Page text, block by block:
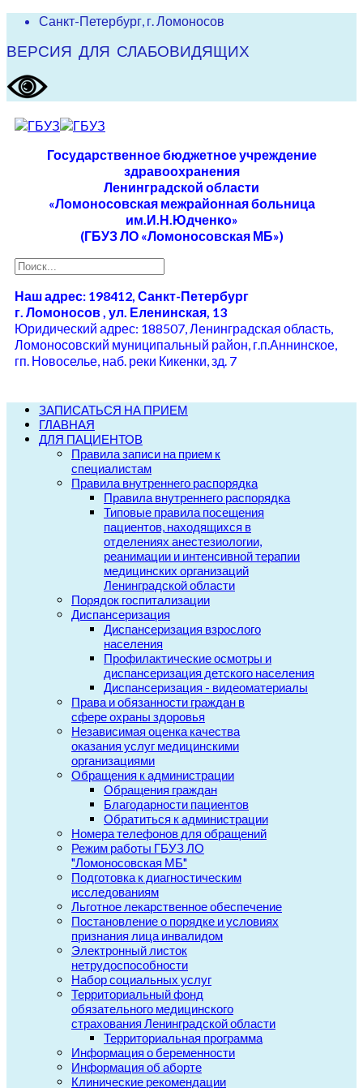
Санкт-Петербург, г. Ломоносов
ВЕРСИЯ ДЛЯ СЛАБОВИДЯЩИХ
Государственное бюджетное учреждение
здравоохранения
Ленинградской области
«Ломоносовская межрайонная больница
им.И.Н.Юдченко»
(ГБУЗ ЛО «Ломоносовская МБ»)
Наш адрес: 198412, Санкт-Петербург
г. Ломоносов , ул. Еленинская, 13
Юридический адрес: 188507, Ленинградская область,
Ломоносовский муниципальный район, г.п.Аннинское,
гп. Новоселье, наб. реки Кикенки, зд. 7
ЗАПИСАТЬСЯ НА ПРИЕМ
ГЛАВНАЯ
ДЛЯ ПАЦИЕНТОВ
Правила записи на прием к
специалистам
Правила внутреннего распорядка
Правила внутреннего распорядка
Типовые правила посещения
пациентов, находящихся в
отделениях анестезиологии,
реанимации и интенсивной терапии
медицинских организаций
Ленинградской области
Порядок госпитализации
Диспансеризация
Диспансеризация взрослого
населения
Профилактические осмотры и
диспансеризация детского населения
Диспансеризация - видеоматериалы
Права и обязанности граждан в
сфере охраны здоровья
Независимая оценка качества
оказания услуг медицинскими
организациями
Обращения к администрации
Обращения граждан
Благодарности пациентов
Обратиться к администрации
Номера телефонов для обращений
Режим работы ГБУЗ ЛО
"Ломоносовская МБ"
Подготовка к диагностическим
исследованиям
Льготное лекарственное обеспечение
Постановление о порядке и условиях
признания лица инвалидом
Электронный листок
нетрудоспособности
Набор социальных услуг
Территориальный фонд
обязательного медицинского
страхования Ленинградской области
Территориальная программа
Информация о беременности
Информация об аборте
Клинические рекомендации